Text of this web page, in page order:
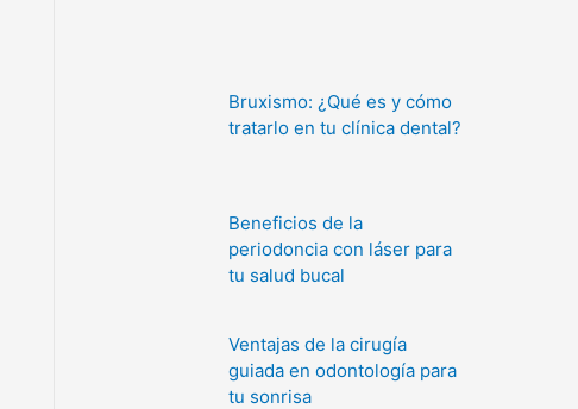
Bruxismo: ¿Qué es y cómo
tratarlo en tu clínica dental?
Beneficios de la
periodoncia con láser para
tu salud bucal
Ventajas de la cirugía
guiada en odontología para
tu sonrisa